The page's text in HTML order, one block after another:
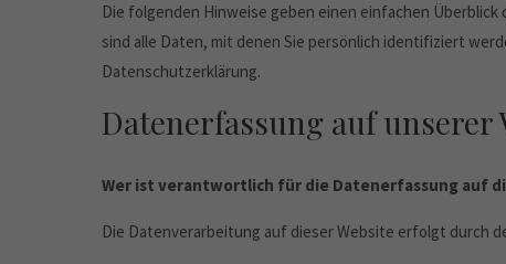
Die folgenden Hinweise geben einen einfachen
sind alle Daten, mit denen Sie persönlich identifiziert
Datenschutzerklärung.
Datenerfassung auf unserer
Wer ist verantwortlich für die Datenerfassung auf
Die Datenverarbeitung auf dieser Website erfolgt durch